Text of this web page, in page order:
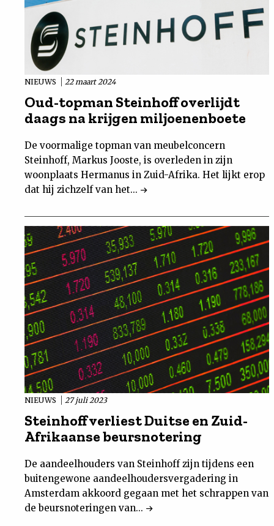
NIEUWS 22 maart 2024
Oud-topman Steinhoff overlijdt
daags na krijgen miljoenenboete
De voormalige topman van meubelconcern
Steinhoff, Markus Jooste, is overleden in zijn
woonplaats Hermanus in Zuid-Afrika. Het lijkt erop
dat hij zichzelf van het...
NIEUWS 27 juli 2023
Steinhoff verliest Duitse en Zuid-
Afrikaanse beursnotering
De aandeelhouders van Steinhoff zijn tijdens een
buitengewone aandeelhoudersvergadering in
Amsterdam akkoord gegaan met het schrappen van
de beursnoteringen van...